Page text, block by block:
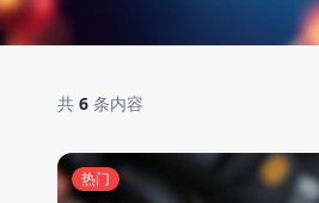
共 6 条内容
热门